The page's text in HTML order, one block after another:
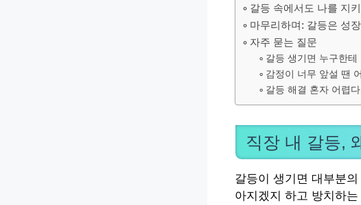
갈등 속에서도 나를 지
마무리하며: 갈등은 성
자주 묻는 질문
갈등 생기면 누구한테
감정이 너무 앞설 땐
갈등 해결 혼자 어렵
직장 내 갈등,
갈등이 생기면 대부분
아지겠지 하고 방치하